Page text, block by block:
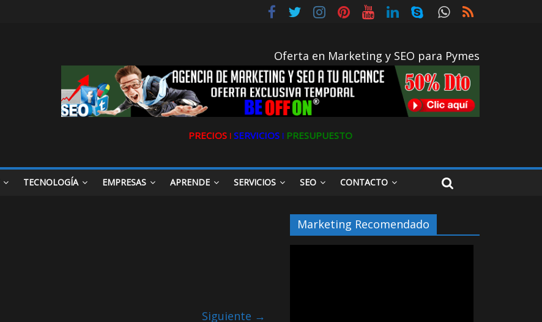
Oferta en Marketing y SEO para Pymes
PRECIOS ǀ SERVICIOS ǀ PRESUPUESTO
TECNOLOGÍA EMPRESAS APRENDE SERVICIOS SEO CONTACTO
Siguiente →
Marketing Recomendado